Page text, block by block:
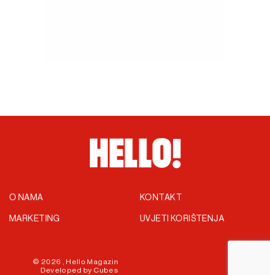
O NAMA
MARKETING
KONTAKT
UVJETI KORIŠTENJA
© 2026 , Hello Magazin
Developed by Cubes